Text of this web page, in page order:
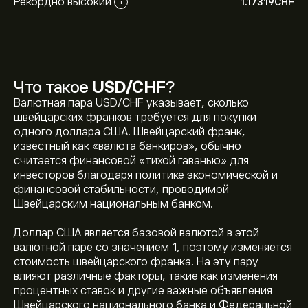
i
Что такое USD/CHF?
Валютная пара USD/CHF указывает, сколько
швейцарских франков требуется для покупки
одного доллара США. Швейцарский франк,
известный как «валюта банкиров», обычно
считается финансовой «тихой гаванью» для
инвесторов благодаря политике экономической и
финансовой стабильности, проводимой
Швейцарским национальным банком.
Доллар США является базовой валютой в этой
валютной паре со значением 1, поэтому изменяется
стоимость швейцарского франка. На эту пару
влияют различные факторы, такие как изменения
процентных ставок и другие важные объявления
Швейцарского национального банка и Федеральной
США
Исторический максимум USD/CHF — 1.17319‎CHF‎
долларов США